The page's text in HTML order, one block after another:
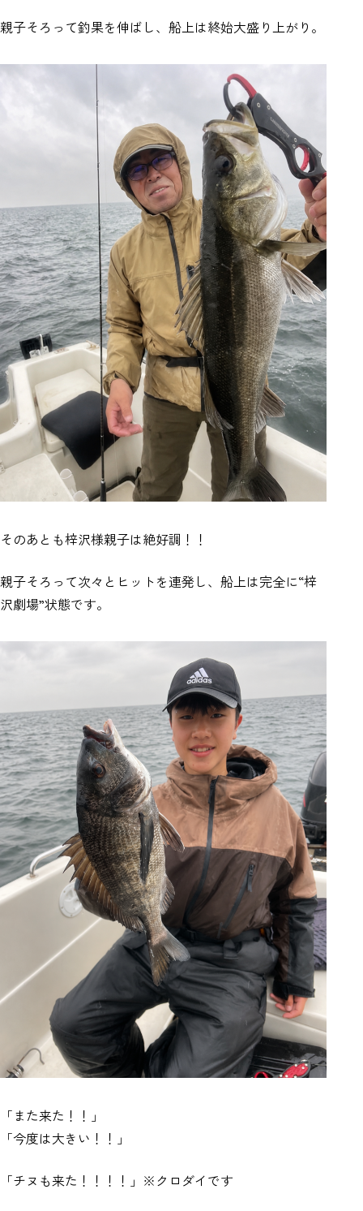
親子そろって釣果を伸ばし、船上は終始大盛り上がり。
そのあとも梓沢様親子は絶好調！！
親子そろって次々とヒットを連発し、船上は完全に“梓
沢劇場”状態です。
「また来た！！」
「今度は大きい！！」
「チヌも来た！！！！」※クロダイです